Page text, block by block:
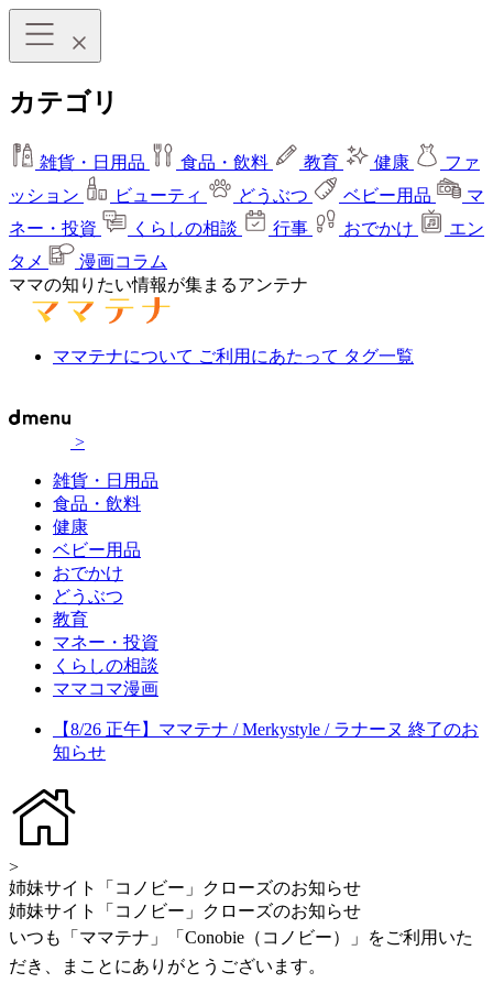
カテゴリ
雑貨・日用品 食品・飲料 教育 健康
ファ
ッション
ビューティ どうぶつ ベビー用品
マ
ネー・投資
くらしの相談 行事 おでかけ
エン
タメ
漫画コラム
ママの知りたい情報が集まるアンテナ
ママテナについて ご利用にあたって タグ一覧
>
雑貨・日用品
食品・飲料
健康
ベビー用品
おでかけ
どうぶつ
教育
マネー・投資
くらしの相談
ママコマ漫画
【8/26 正午】ママテナ / Merkystyle / ラナーヌ 終了のお
知らせ
>
姉妹サイト「コノビー」クローズのお知らせ
姉妹サイト「コノビー」クローズのお知らせ
いつも「ママテナ」「Conobie（コノビー）」をご利用いた
だき、まことにありがとうございます。